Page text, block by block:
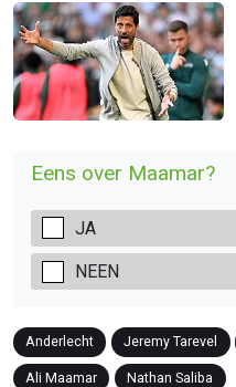
Eens over Maamar?
JA
NEEN
Anderlecht Jeremy Tarevel
Ali Maamar Nathan Saliba